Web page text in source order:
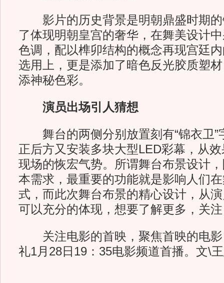
影片的历史背景是明朝鼎盛时期的
了体现明朝皇宫的奢华，在舞美设计中
色调，配以榫卯结构的概念再现宫廷
选用上，更是添加了暗色反光胶质塑
添神秘色彩。
演员出场引人猜想
舞台的两侧分别放置刻有“锦衣卫”
正后方又安装多块大型LED彩幕，从
现场的恢宏气势。所谓舞台布景设计
本需求，最重要的功能就是影响人们
式，而此次舞台布景的精心设计，从
可以充分的体现，想要了解更多，关
关注电影的首映，聚焦首映的电影
礼1月28日19：35电影频道首播。文\